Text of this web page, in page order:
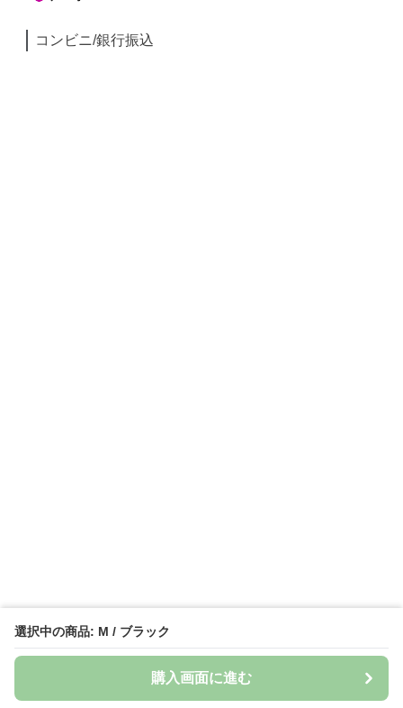
選択中の商品: M / ブラック
購入画面に進む
コンビニ/銀行振込